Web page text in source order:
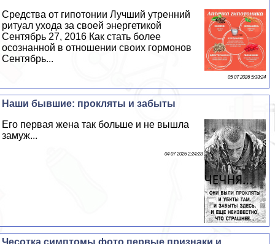
Средства от гипотонии Лучший утренний
ритуал ухода за своей энергетикой
Сентябрь 27, 2016 Как стать более
осознанной в отношении своих гормонов
Сентябрь...
05 07 2026 5:33:24
Наши бывшие: прокляты и забыты
Его первая жена так больше и не вышла
замуж...
04 07 2026 2:24:28
Чесотка симптомы фото первые признаки и